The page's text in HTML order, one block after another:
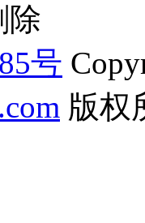
除
号
版权